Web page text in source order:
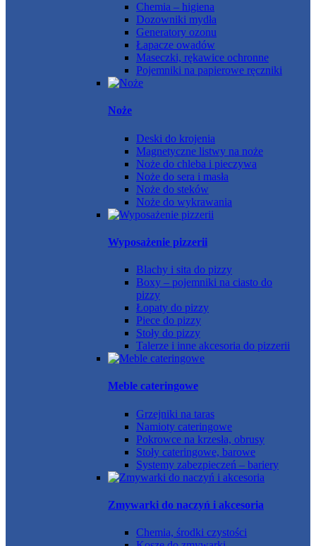
Chemia – higiena
Dozowniki mydła
Generatory ozonu
Łapacze owadów
Maseczki, rękawice ochronne
Pojemniki na papierowe ręczniki
Noże
Deski do krojenia
Magnetyczne listwy na noże
Noże do chleba i pieczywa
Noże do sera i masła
Noże do steków
Noże do wykrawania
Wyposażenie pizzerii
Blachy i sita do pizzy
Boxy – pojemniki na ciasto do
pizzy
Łopaty do pizzy
Piece do pizzy
Stoły do pizzy
Talerze i inne akcesoria do pizzerii
Meble cateringowe
Grzejniki na taras
Namioty cateringowe
Pokrowce na krzesła, obrusy
Stoły cateringowe, barowe
Systemy zabezpieczeń – bariery
Zmywarki do naczyń i akcesoria
Chemia, środki czystości